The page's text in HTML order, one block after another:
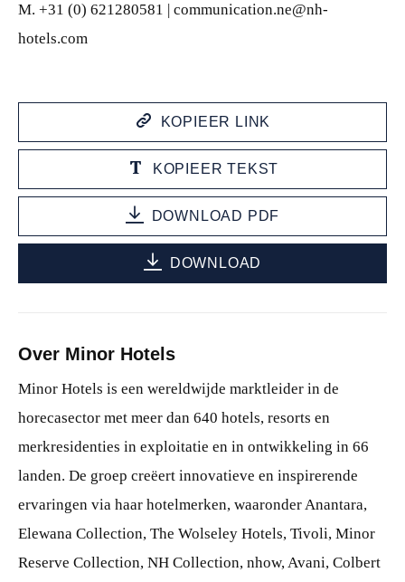
M. +31 (0) 621280581 | communication.ne@nh-
hotels.com
KOPIEER LINK
KOPIEER TEKST
DOWNLOAD PDF
DOWNLOAD
Over Minor Hotels
Minor Hotels is een wereldwijde marktleider in de
horecasector met meer dan 640 hotels, resorts en
merkresidenties in exploitatie en in ontwikkeling in 66
landen. De groep creëert innovatieve en inspirerende
ervaringen via haar hotelmerken, waaronder Anantara,
Elewana Collection, The Wolseley Hotels, Tivoli, Minor
Reserve Collection, NH Collection, nhow, Avani, Colbert